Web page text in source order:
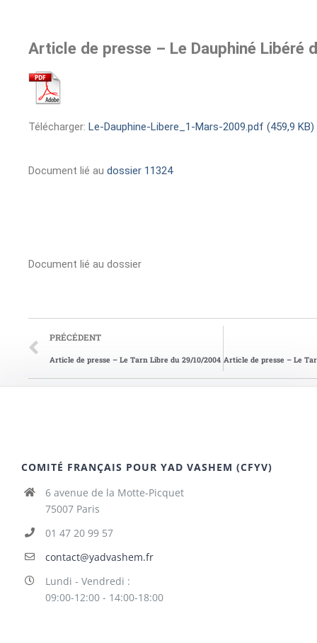
Article de presse – Le Dauphiné Libéré
Télécharger: Le-Dauphine-Libere_1-Mars-2009.pdf (459,9 KB)
Document lié au dossier 11324
Document lié au dossier
PRÉCÉDENT
Article de presse – Le Tarn Libre du 29/10/2004
COMITÉ FRANÇAIS POUR YAD VASHEM (CFYV)
6 avenue de la Motte-Picquet
75007 Paris
01 47 20 99 57
contact@yadvashem.fr
Lundi - Vendredi :
09:00-12:00 - 14:00-18:00